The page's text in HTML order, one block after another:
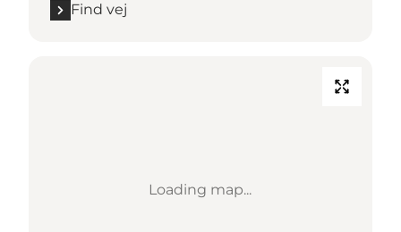
Find vej
Loading map...